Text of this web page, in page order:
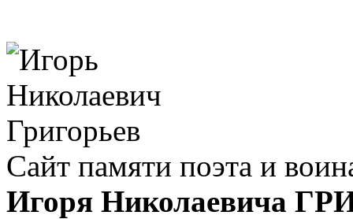
Сайт памяти поэта и
Игоря Николаевича